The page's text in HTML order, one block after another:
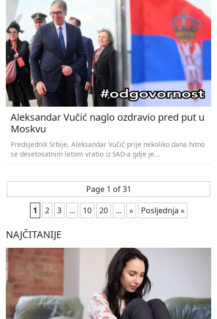
Aleksandar Vučić naglo ozdravio pred put u
Moskvu
Predsjednik Srbije, Aleksandar Vučić prije nekoliko dana hitno
se desetosatnim letom vratio iz SAD-a gdje je...
Page 1 of 31
1
2 3 ... 10 20 ... » Posljednja »
NAJČITANIJE